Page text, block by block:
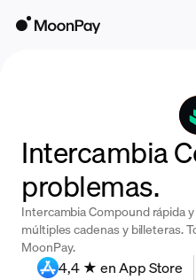
Trade
Company
Crypto Prices
Intercambia
problemas.
Intercambia Compound rápida
múltiples cadenas y billeteras.
MoonPay.
4,4 ★ en App Store